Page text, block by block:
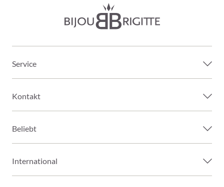
Service
Kontakt
Beliebt
International